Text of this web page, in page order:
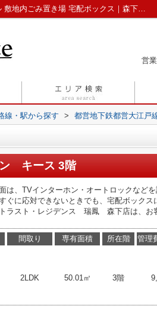
ザ・グラン キース｜洗面所にドア クロゼット 玄関ホール 敷地内ごみ置き場 宅配ボックス｜森下駅周辺の賃貸はトラスト・レジデンス 株式会社瑞鳳 森下店
営
線・駅から探す > 都営地下鉄都営大江戸
キース 3階
は、TVインターホン・オートロックなど
ぐに応対できないときでも、宅配ボック
ラスト・レジデンス 瑞鳳 森下店は、お
間取り
2LDK
専有面積
50.01㎡
所在階
3階
管理